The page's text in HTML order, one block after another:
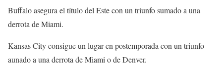
Buffalo asegura el título del Este con un triunfo sumado a una
derrota de Miami.
Kansas City consigue un lugar en postemporada con un triunfo
aunado a una derrota de Miami o de Denver.